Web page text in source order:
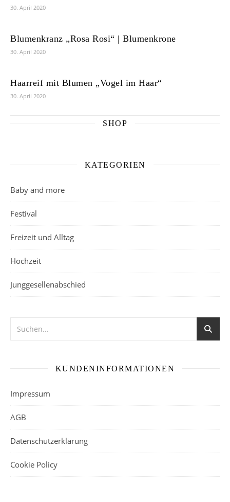
30. April 2020
Blumenkranz „Rosa Rosi“ | Blumenkrone
30. April 2020
Haarreif mit Blumen „Vogel im Haar“
30. April 2020
SHOP
KATEGORIEN
Baby and more
Festival
Freizeit und Alltag
Hochzeit
Junggesellenabschied
KUNDENINFORMATIONEN
Impressum
AGB
Datenschutzerklärung
Cookie Policy